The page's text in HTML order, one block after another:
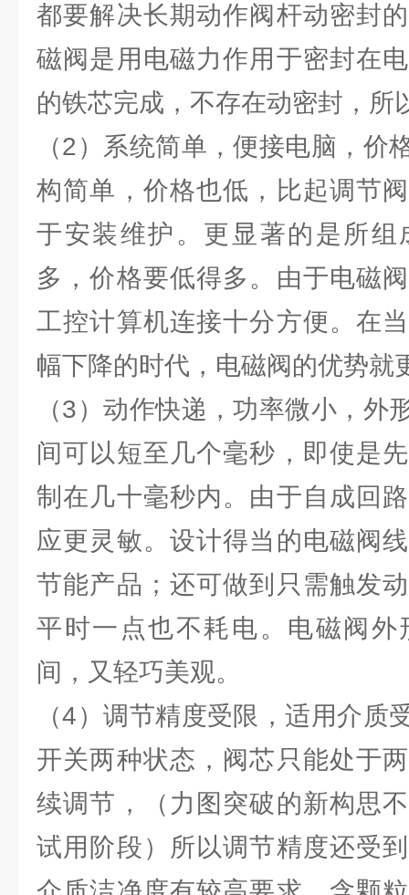
都要解决长期动作阀杆动密封
磁阀是用电磁力作用于密封在
的铁芯完成，不存在动密封，所
（2）系统简单，便接电脑，价
构简单，价格也低，比起调节
于安装维护。更显著的是所组
多，价格要低得多。由于电磁
工控计算机连接十分方便。在
幅下降的时代，电磁阀的优势就
（3）动作快递，功率微小，外
间可以短至几个毫秒，即使是
制在几十毫秒内。由于自成回
应更灵敏。设计得当的电磁阀
节能产品；还可做到只需触发
平时一点也不耗电。电磁阀外
间，又轻巧美观。
（4）调节精度受限，适用介质
开关两种状态，阀芯只能处于
续调节，（力图突破的新构思
试用阶段）所以调节精度还受